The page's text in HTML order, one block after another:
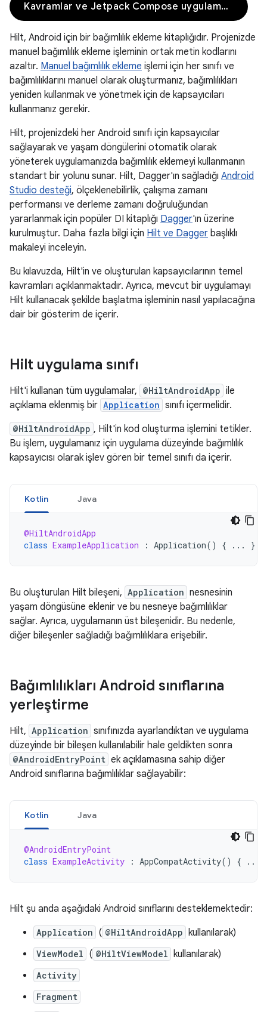
Kavramlar ve Jetpack Compose uygulaması
Hilt, Android için bir bağımlılık ekleme kitaplığıdır. Projenizde
manuel bağımlılık ekleme işleminin ortak metin kodlarını
azaltır. Manuel bağımlılık ekleme işlemi için her sınıfı ve
bağımlılıklarını manuel olarak oluşturmanız, bağımlılıkları
yeniden kullanmak ve yönetmek için de kapsayıcıları
kullanmanız gerekir.
Hilt, projenizdeki her Android sınıfı için kapsayıcılar
sağlayarak ve yaşam döngülerini otomatik olarak
yöneterek uygulamanızda bağımlılık eklemeyi kullanmanın
standart bir yolunu sunar. Hilt, Dagger'ın sağladığı Android
Studio desteği, ölçeklenebilirlik, çalışma zamanı
performansı ve derleme zamanı doğruluğundan
yararlanmak için popüler DI kitaplığı Dagger'ın üzerine
kurulmuştur. Daha fazla bilgi için Hilt ve Dagger başlıklı
makaleyi inceleyin.
Bu kılavuzda, Hilt'in ve oluşturulan kapsayıcılarının temel
kavramları açıklanmaktadır. Ayrıca, mevcut bir uygulamayı
Hilt kullanacak şekilde başlatma işleminin nasıl yapılacağına
dair bir gösterim de içerir.
Hilt uygulama sınıfı
Hilt'i kullanan tüm uygulamalar, @HiltAndroidApp ile
açıklama eklenmiş bir Application sınıfı içermelidir.
@HiltAndroidApp , Hilt'in kod oluşturma işlemini tetikler.
Bu işlem, uygulamanız için uygulama düzeyinde bağımlılık
kapsayıcısı olarak işlev gören bir temel sınıfı da içerir.
Kotlin Java
@HiltAndroidApp
class ExampleApplication : Application() { ... }
Bu oluşturulan Hilt bileşeni, Application nesnesinin
yaşam döngüsüne eklenir ve bu nesneye bağımlılıklar
sağlar. Ayrıca, uygulamanın üst bileşenidir. Bu nedenle,
diğer bileşenler sağladığı bağımlılıklara erişebilir.
Bağımlılıkları Android sınıflarına
yerleştirme
Hilt, Application sınıfınızda ayarlandıktan ve uygulama
düzeyinde bir bileşen kullanılabilir hale geldikten sonra
@AndroidEntryPoint ek açıklamasına sahip diğer
Android sınıflarına bağımlılıklar sağlayabilir:
Kotlin Java
@AndroidEntryPoint
class ExampleActivity : AppCompatActivity() { ...
Hilt şu anda aşağıdaki Android sınıflarını desteklemektedir:
Application ( @HiltAndroidApp kullanılarak)
ViewModel ( @HiltViewModel kullanılarak)
Activity
Fragment